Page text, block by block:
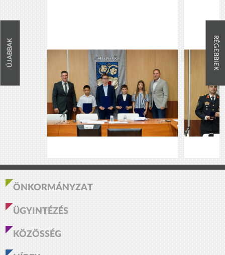
ÚJABBAK RÉGEBBIEK
ÖNKORMÁNYZAT
ÜGYINTÉZÉS
KÖZÖSSÉG